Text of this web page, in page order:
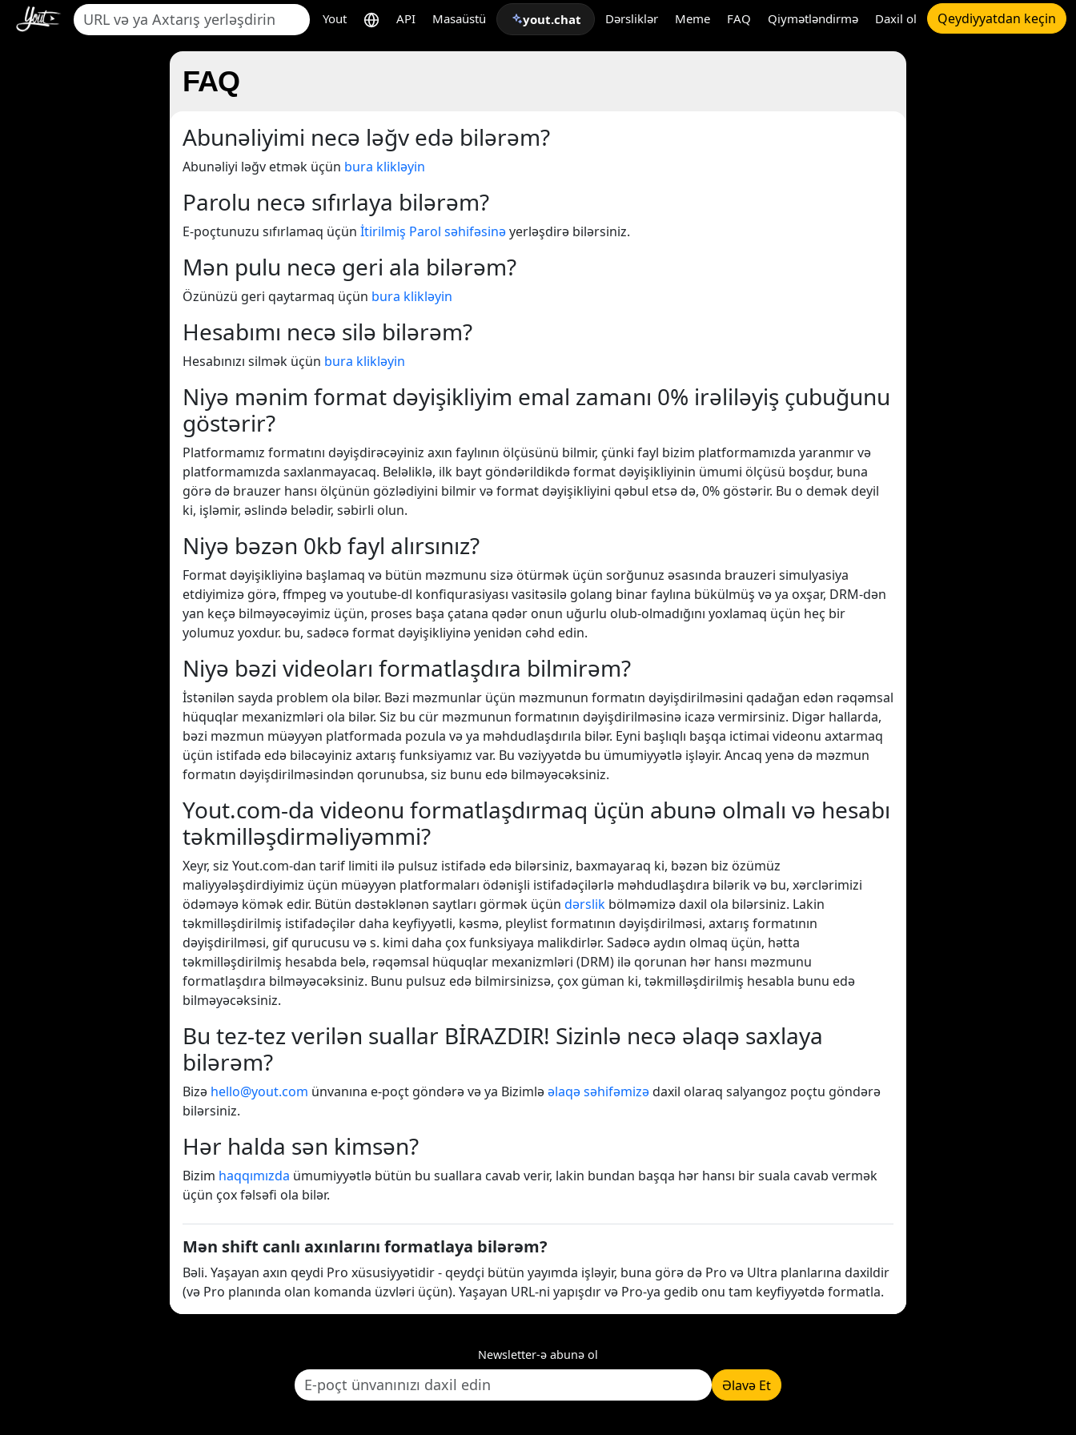
Yout API Masaüstü yout.chat Dərsliklər Meme FAQ Qiymətləndirmə Daxil ol Qeydiyyatdan keçin
FAQ
Abunəliyimi necə ləğv edə bilərəm?
Abunəliyi ləğv etmək üçün bura klikləyin
Parolu necə sıfırlaya bilərəm?
E-poçtunuzu sıfırlamaq üçün İtirilmiş Parol səhifəsinəyerləşdirə bilərsiniz.
Mən pulu necə geri ala bilərəm?
Özünüzü geri qaytarmaq üçün bura klikləyin
Hesabımı necə silə bilərəm?
Hesabınızı silmək üçün bura klikləyin
Niyə mənim format dəyişikliyim emal zamanı 0% irəliləyiş çubuğunu
göstərir?
Platformamız formatını dəyişdirəcəyiniz axın faylının ölçüsünü bilmir, çünki fayl bizim platformamızda yaranmır və
platformamızda saxlanmayacaq. Beləliklə, ilk bayt göndərildikdə format dəyişikliyinin ümumi ölçüsü boşdur, buna
görə də brauzer hansı ölçünün gözlədiyini bilmir və format dəyişikliyini qəbul etsə də, 0% göstərir. Bu o demək deyil
ki, işləmir, əslində belədir, səbirli olun.
Niyə bəzən 0kb fayl alırsınız?
Format dəyişikliyinə başlamaq və bütün məzmunu sizə ötürmək üçün sorğunuz əsasında brauzeri simulyasiya
etdiyimizə görə, ffmpeg və youtube-dl konfiqurasiyası vasitəsilə golang binar faylına bükülmüş və ya oxşar, DRM-dən
yan keçə bilməyəcəyimiz üçün, proses başa çatana qədər onun uğurlu olub-olmadığını yoxlamaq üçün heç bir
yolumuz yoxdur. bu, sadəcə format dəyişikliyinə yenidən cəhd edin.
Niyə bəzi videoları formatlaşdıra bilmirəm?
İstənilən sayda problem ola bilər. Bəzi məzmunlar üçün məzmunun formatın dəyişdirilməsini qadağan edən rəqəmsal
hüquqlar mexanizmləri ola bilər. Siz bu cür məzmunun formatının dəyişdirilməsinə icazə vermirsiniz. Digər hallarda,
bəzi məzmun müəyyən platformada pozula və ya məhdudlaşdırıla bilər. Eyni başlıqlı başqa ictimai videonu axtarmaq
üçün istifadə edə biləcəyiniz axtarış funksiyamız var. Bu vəziyyətdə bu ümumiyyətlə işləyir. Ancaq yenə də məzmun
formatın dəyişdirilməsindən qorunubsa, siz bunu edə bilməyəcəksiniz.
Yout.com-da videonu formatlaşdırmaq üçün abunə olmalı və hesabı
təkmilləşdirməliyəmmi?
Xeyr, siz Yout.com-dan tarif limiti ilə pulsuz istifadə edə bilərsiniz, baxmayaraq ki, bəzən biz özümüz
maliyyələşdirdiyimiz üçün müəyyən platformaları ödənişli istifadəçilərlə məhdudlaşdıra bilərik və bu, xərclərimizi
ödəməyə kömək edir. Bütün dəstəklənən saytları görmək üçün dərslik bölməmizə daxil ola bilərsiniz. Lakin
təkmilləşdirilmiş istifadəçilər daha keyfiyyətli, kəsmə, pleylist formatının dəyişdirilməsi, axtarış formatının
dəyişdirilməsi, gif qurucusu və s. kimi daha çox funksiyaya malikdirlər. Sadəcə aydın olmaq üçün, hətta
təkmilləşdirilmiş hesabda belə, rəqəmsal hüquqlar mexanizmləri (DRM) ilə qorunan hər hansı məzmunu
formatlaşdıra bilməyəcəksiniz. Bunu pulsuz edə bilmirsinizsə, çox güman ki, təkmilləşdirilmiş hesabla bunu edə
bilməyəcəksiniz.
Bu tez-tez verilən suallar BİRAZDIR! Sizinlə necə əlaqə saxlaya
bilərəm?
Bizə hello@yout.com ünvanına e-poçt göndərə və ya Bizimləəlaqə səhifəmizədaxil olaraq salyangoz poçtu göndərə
bilərsiniz.
Hər halda sən kimsən?
Bizim haqqımızda ümumiyyətlə bütün bu suallara cavab verir, lakin bundan başqa hər hansı bir suala cavab vermək
üçün çox fəlsəfi ola bilər.
Mən shift canlı axınlarını formatlaya bilərəm?
Bəli. Yaşayan axın qeydi Pro xüsusiyyətidir - qeydçi bütün yayımda işləyir, buna görə də Pro və Ultra planlarına daxildir
(və Pro planında olan komanda üzvləri üçün). Yaşayan URL-ni yapışdır və Pro-ya gedib onu tam keyfiyyətdə formatla.
Newsletter-ə abunə ol
Əlavə Et